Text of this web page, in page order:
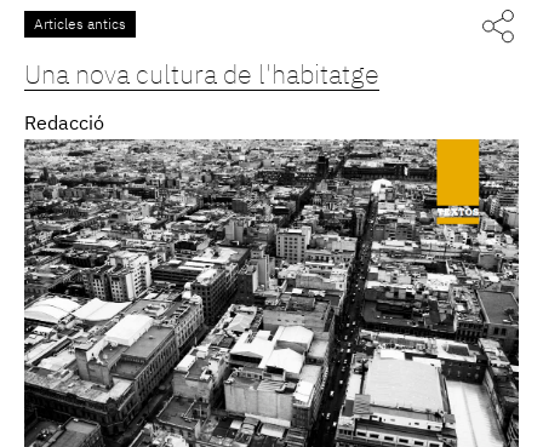
Articles antics
Una nova cultura de l'habitatge
Redacció